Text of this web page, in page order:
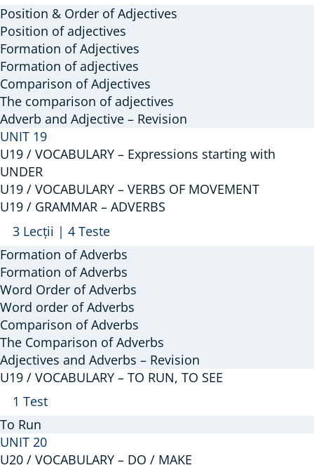
/
GRAMMAR
–
Adjectives
Position & Order of Adjectives
Position of adjectives
Formation of Adjectives
Formation of adjectives
Comparison of Adjectives
The comparison of adjectives
Adverb and Adjective – Revision
UNIT 19
U19 / VOCABULARY – Expressions starting with
UNDER
U19 / VOCABULARY – VERBS OF MOVEMENT
U19 / GRAMMAR – ADVERBS
Arată
U19
/
GRAMMAR
–
ADVERBS
3 Lecții | 4 Teste
Formation of Adverbs
Formation of Adverbs
Word Order of Adverbs
Word order of Adverbs
Comparison of Adverbs
The Comparison of Adverbs
Adjectives and Adverbs – Revision
U19 / VOCABULARY – TO RUN, TO SEE
Arată
U19
/
VOCABULARY
–
1 Test
To Run
UNIT 20
U20 / VOCABULARY – DO / MAKE